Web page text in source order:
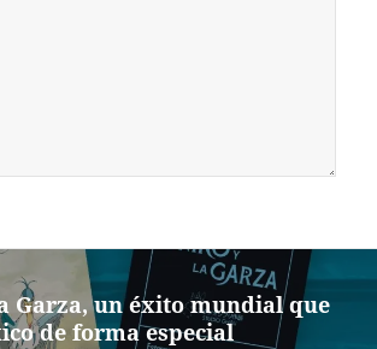
Garza, un éxito mundial que
de forma especial